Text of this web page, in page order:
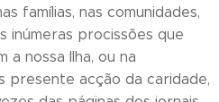
famílias, nas comunidades,
inúmeras procissões que
a nossa Ilha, ou na
presente acção da caridade,